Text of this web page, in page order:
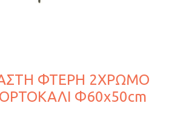
ΦΤΕΡΗ 2ΧΡΩΜΟ
Φ60x50cm